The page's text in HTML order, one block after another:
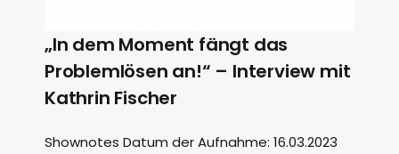
„In dem Moment fängt das
Problemlösen an!“ – Interview mit
Kathrin Fischer
Shownotes Datum der Aufnahme: 16.03.2023